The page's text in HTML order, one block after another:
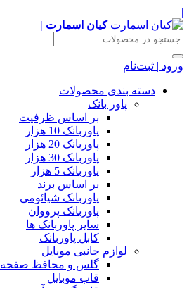
|
کیان اسمارت |
ورود | ثبت‌نام
دسته بندی محصولات
پاور بانک
بر اساس ظرفیت
پاوربانک 10 هزار
پاوربانک 20 هزار
پاوربانک 30 هزار
پاوربانک 5 هزار
بر اساس برند
پاوربانک شیائومی
پاوربانک پرووان
سایر پاوربانک ها
کابل پاوربانک
لوازم جانبی موبایل
گلس و محافظ صفحه
قاب موبایل